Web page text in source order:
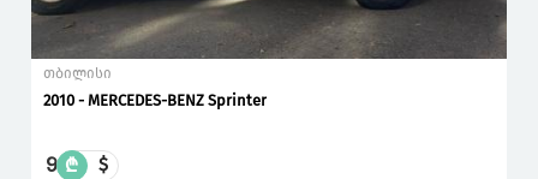
თბილისი
2010 - MERCEDES-BENZ Sprinter
9 ₾ $